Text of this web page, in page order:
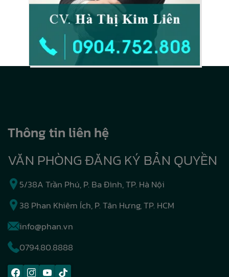
Thông tin liên hệ
VĂN PHÒNG ĐĂNG KÝ BẢN QUYỀN
5/38A Trần Phú, P. Ba Đình, TP. Hà Nội
38 Phan Khiêm Ích, P. Tân Hưng, TP. HCM
info@phan.vn
0794.80.8888